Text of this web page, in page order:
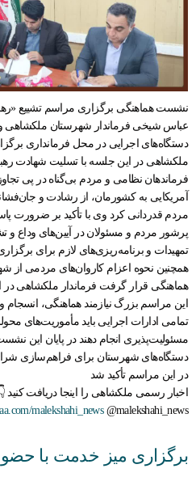
نشست هماهنگی برگزاری مراسم تشییع
عباس شیخی فرماندار شهرستان ملکشاهی
دستگاه‌های اجرایی در محل فرمانداری
ملکشاهی در این جلسه با تسلیت شهادت
فرماندهان نظامی و مردم بی‌گناه در پی
آمریکایی به کشورمان، از رشادت و
مردم قدردانی کرد وی با تأکید بر ضرورت
پرشور مردم و مسئولان در آیین‌های وداع و
تمهیدات و برنامه‌ریزی‌های لازم برای
همچنین نحوه اعزام کاروان‌های مردمی
هماهنگی قرار گرفت فرماندار ملکشاهی در
این مراسم بزرگ نیازمند هماهنگی،
تمامی ادارات اجرایی باید مأموریت‌های
مسئولیت‌پذیری انجام دهند در پایان این
دستگاه‌های شهرستان برای فراهم‌سازی
در این مراسم تأکید شد
اخبار رسمی ملکشاهی را اینجا دریافت کنید
malekshahi_news@malekshahi_news
برگزاری میز خدمت با